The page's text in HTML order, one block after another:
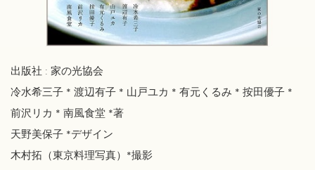
出版社 : 家の光協会
冷水希三子 * 渡辺有子 * 山戸ユカ * 有元くるみ * 按田優子 *
前沢リカ * 南風食堂 *著
天野美保子 *デザイン
木村拓（東京料理写真）*撮影